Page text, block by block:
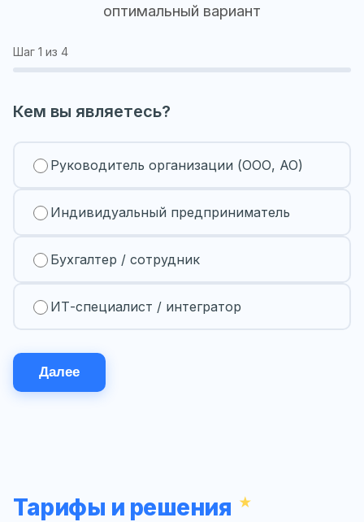
оптимальный вариант
Шаг 1 из 4
Кем вы являетесь?
Руководитель организации (ООО, АО)
Индивидуальный предприниматель
Бухгалтер / сотрудник
ИТ-специалист / интегратор
Далее
Тарифы и решения